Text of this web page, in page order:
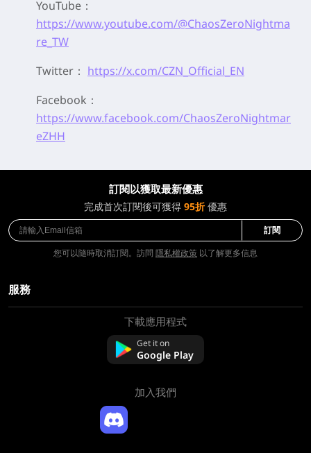
YouTube：
https://www.youtube.com/@ChaosZeroNightma
re_TW
Twitter： https://x.com/CZN_Official_EN
Facebook：
https://www.facebook.com/ChaosZeroNightmar
eZHH
訂閱以獲取最新優惠
完成首次訂閱後可獲得 95折優惠
訂閱
您可以隨時取消訂閱。訪問 隱私權政策 以了解更多信息
服務
下載應用程式
Get it on
Google Play
加入我們